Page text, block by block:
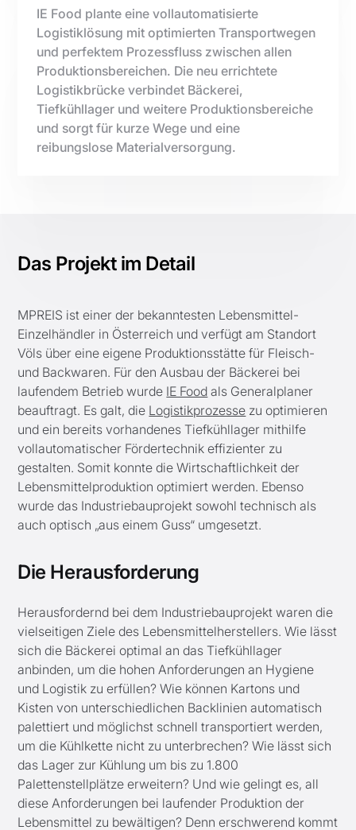
IE Food plante eine vollautomatisierte
Logistiklösung mit optimierten Transportwegen
und perfektem Prozessfluss zwischen allen
Produktionsbereichen. Die neu errichtete
Logistikbrücke verbindet Bäckerei,
Tiefkühllager und weitere Produktionsbereiche
und sorgt für kurze Wege und eine
reibungslose Materialversorgung.
Das Projekt im Detail
MPREIS ist einer der bekanntesten Lebensmittel-
Einzelhändler in Österreich und verfügt am Standort
Völs über eine eigene Produktionsstätte für Fleisch-
und Backwaren. Für den Ausbau der Bäckerei bei
laufendem Betrieb wurde IE Foodals Generalplaner
beauftragt. Es galt, die Logistikprozesse zu optimieren
und ein bereits vorhandenes Tiefkühllager mithilfe
vollautomatischer Fördertechnik effizienter zu
gestalten. Somit konnte die Wirtschaftlichkeit der
Lebensmittelproduktion optimiert werden. Ebenso
wurde das Industriebauprojekt sowohl technisch als
auch optisch „aus einem Guss“ umgesetzt.
Die Herausforderung
Herausfordernd bei dem Industriebauprojekt waren die
vielseitigen Ziele des Lebensmittelherstellers. Wie lässt
sich die Bäckerei optimal an das Tiefkühllager
anbinden, um die hohen Anforderungen an Hygiene
und Logistik zu erfüllen? Wie können Kartons und
Kisten von unterschiedlichen Backlinien automatisch
palettiert und möglichst schnell transportiert werden,
um die Kühlkette nicht zu unterbrechen? Wie lässt sich
das Lager zur Kühlung um bis zu 1.800
Palettenstellplätze erweitern? Und wie gelingt es, all
diese Anforderungen bei laufender Produktion der
Lebensmittel zu bewältigen? Denn erschwerend kommt